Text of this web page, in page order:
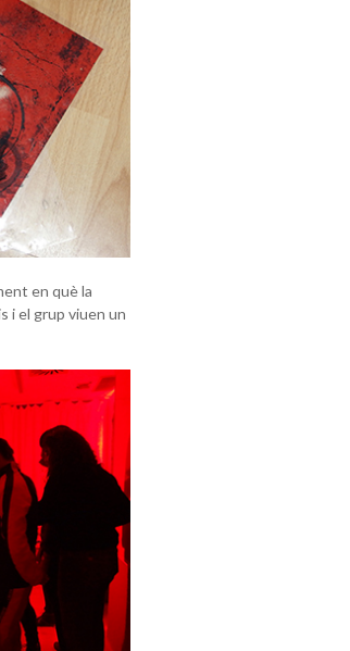
en què la
i el grup viuen un